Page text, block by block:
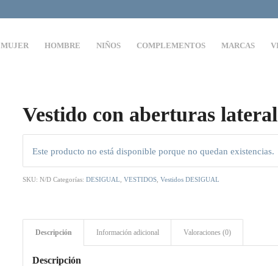
MUJER HOMBRE NIÑOS COMPLEMENTOS MARCAS
Vestido con aberturas
Este producto no está disponible porque no quedan existencias.
SKU:N/D Categorías:DESIGUAL ,VESTIDOS ,Vestidos DESIGUAL
Descripción Información adicional Valoraciones (0)
Descripción